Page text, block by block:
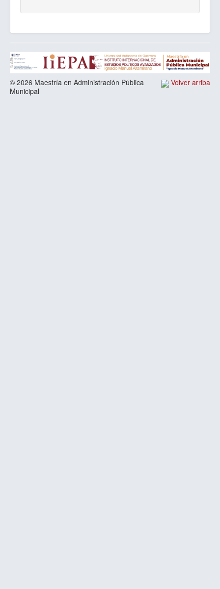
Volver arriba
© 2026 Maestría en Administración Pública
Municipal